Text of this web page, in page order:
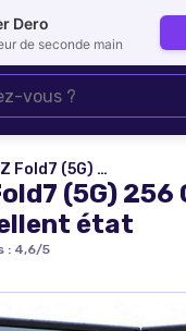
Go, Bleu Nuit - Excellent état
(5G) 256
état
: 4,6/5
Dero
de seconde main